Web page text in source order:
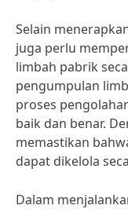
Selain
juga perlu
limbah pabrik
pengumpulan
proses
baik dan benar.
memastikan
dapat dikelola
Dalam